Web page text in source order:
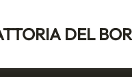
DEL